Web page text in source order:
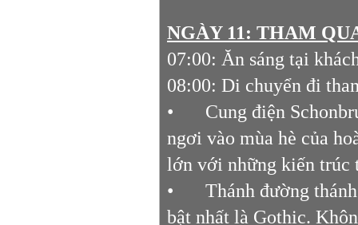
NGÀY 11: THAM
07:00: Ăn sáng tại
08:00: Di chuyển đi
•
Cung điện
ngơi vào mùa hè của
lớn với những kiến trúc
•
Thánh đường
bật nhất là Gothic.